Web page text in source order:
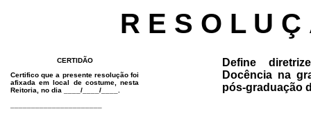
R E S O L U Ç
CERTIDÃO
Certifico que a presente resolução foi
afixada em local de costume, nesta
Reitoria, no dia ____/____/____.
Define
Docência na
pós-graduação